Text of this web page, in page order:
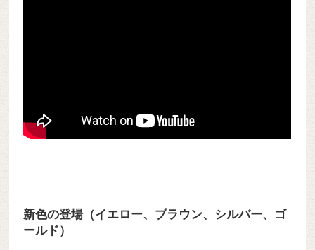
新色の登場（イエロー、ブラウン、シルバー、ゴ
ールド）